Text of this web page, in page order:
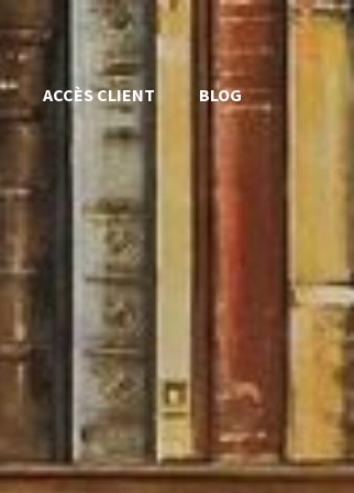
ACCÈS CLIENT BLOG